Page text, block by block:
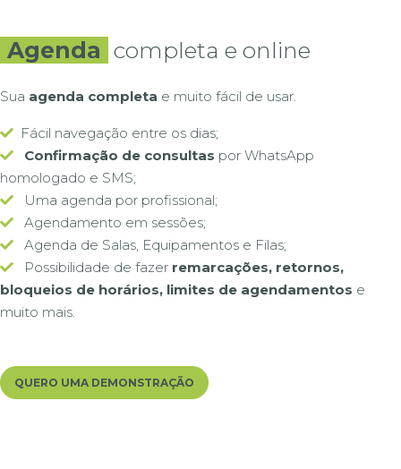
Agenda completa e online
Sua agenda completa e muito fácil de usar.
Fácil navegação entre os dias;
Confirmação de consultas por WhatsApp
homologado e SMS;
Uma agenda por profissional;
Agendamento em sessões;
Agenda de Salas, Equipamentos e Filas;
Possibilidade de fazer remarcações, retornos,
bloqueios de horários, limites de agendamentos e
muito mais.
QUERO UMA DEMONSTRAÇÃO